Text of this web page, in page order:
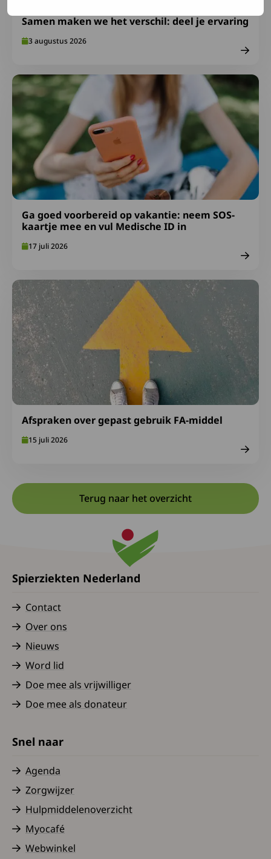
Samen maken we het verschil: deel je ervaring
3 augustus 2026
Ga goed voorbereid op vakantie: neem SOS-
kaartje mee en vul Medische ID in
17 juli 2026
Lees meer over Ga goed voorbereid op vakantie: neem
Afspraken over gepast gebruik FA-middel
15 juli 2026
Lees meer over Afspraken over gepast gebruik FA-
Terug naar het overzicht
Spierziekten Nederland
Contact
Over ons
Nieuws
Word lid
Doe mee als vrijwilliger
Doe mee als donateur
Snel naar
Agenda
Zorgwijzer
Hulpmiddelenoverzicht
Myocafé
Webwinkel